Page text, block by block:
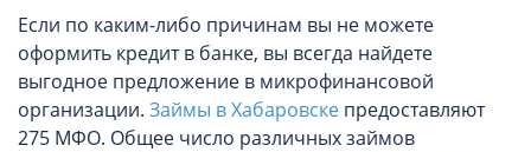
Если по каким-либо причинам вы не можете
оформить кредит в банке, вы всегда найдете
выгодное предложение в микрофинансовой
организации. Займы в Хабаровске предоставляют
275 МФО. Общее число различных займов